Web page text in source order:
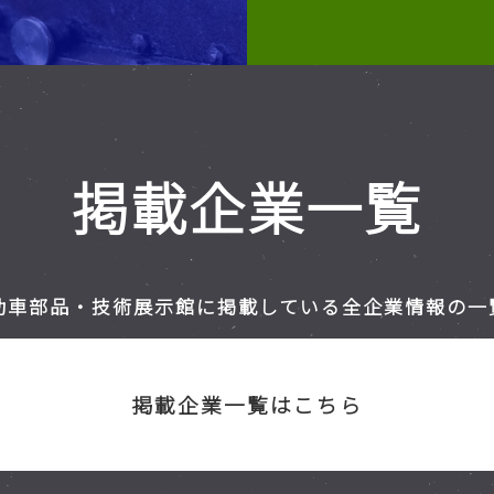
掲載企業一覧
車部品・技術展示館に掲載している全企業情報の一
掲載企業一覧はこちら